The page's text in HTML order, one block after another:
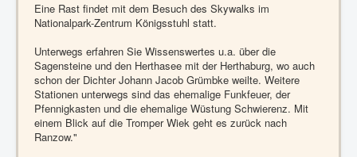
Eine Rast findet mit dem Besuch des Skywalks im
Nationalpark-Zentrum Königsstuhl statt.
Unterwegs erfahren Sie Wissenswertes u.a. über die
Sagensteine und den Herthasee mit der Herthaburg, wo auch
schon der Dichter Johann Jacob Grümbke weilte. Weitere
Stationen unterwegs sind das ehemalige Funkfeuer, der
Pfennigkasten und die ehemalige Wüstung Schwierenz. Mit
einem Blick auf die Tromper Wiek geht es zurück nach
Ranzow."